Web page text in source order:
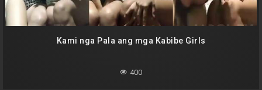
Kami nga Pala ang mga Kabibe Girls
400